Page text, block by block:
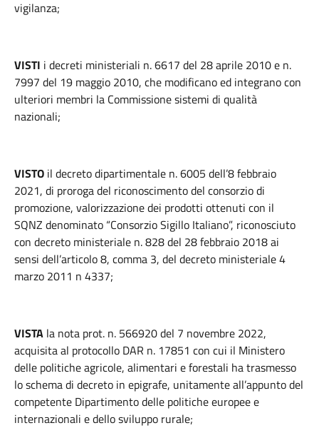
vigilanza;
VISTI i decreti ministeriali n. 6617 del 28 aprile 2010 e n.
7997 del 19 maggio 2010, che modificano ed integrano con
ulteriori membri la Commissione sistemi di qualità
nazionali;
VISTO il decreto dipartimentale n. 6005 dell’8 febbraio
2021, di proroga del riconoscimento del consorzio di
promozione, valorizzazione dei prodotti ottenuti con il
SQNZ denominato “Consorzio Sigillo Italiano”, riconosciuto
con decreto ministeriale n. 828 del 28 febbraio 2018 ai
sensi dell’articolo 8, comma 3, del decreto ministeriale 4
marzo 2011 n 4337;
VISTA la nota prot. n. 566920 del 7 novembre 2022,
acquisita al protocollo DAR n. 17851 con cui il Ministero
delle politiche agricole, alimentari e forestali ha trasmesso
lo schema di decreto in epigrafe, unitamente all’appunto del
competente Dipartimento delle politiche europee e
internazionali e dello sviluppo rurale;